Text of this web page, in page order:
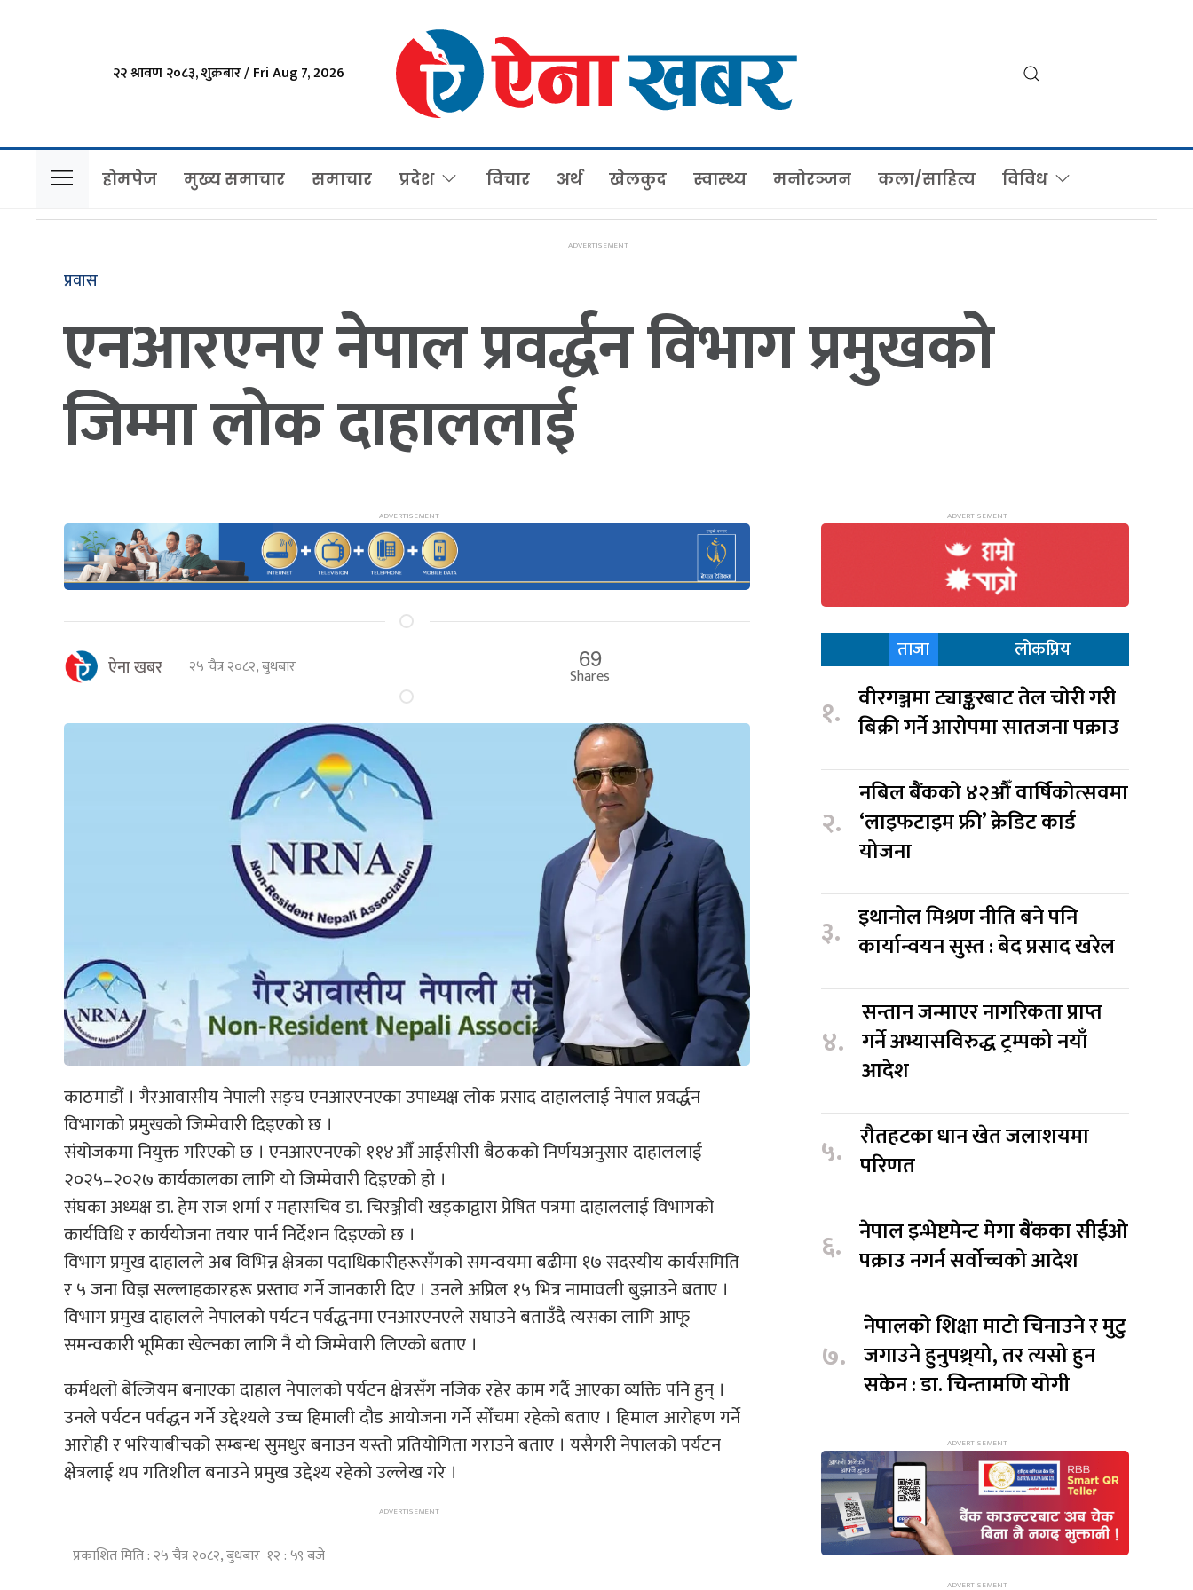
२२ श्रावण २०८३, शुक्रबार / Fri Aug 7, 2026
होमपेज मुख्य समाचार समाचार प्रदेश विचार अर्थ खेलकुद स्वास्थ्य मनोरञ्जन कला/साहित्य विविध
प्रवास
एनआरएनए नेपाल प्रवर्द्धन विभाग प्रमुखको
जिम्मा लोक दाहाललाई
ऐना खबर २५ चैत्र २०८२, बुधबार 69
Shares
काठमाडौं । गैरआवासीय नेपाली सङ्घ एनआरएनएका उपाध्यक्ष लोक प्रसाद दाहाललाई नेपाल प्रवर्द्धन
विभागको प्रमुखको जिम्मेवारी दिइएको छ ।
संयोजकमा नियुक्त गरिएको छ । एनआरएनएको ११४औँ आईसीसी बैठकको निर्णयअनुसार दाहाललाई
२०२५–२०२७ कार्यकालका लागि यो जिम्मेवारी दिइएको हो ।
संघका अध्यक्ष डा. हेम राज शर्मा र महासचिव डा. चिरञ्जीवी खड्काद्वारा प्रेषित पत्रमा दाहाललाई विभागको
कार्यविधि र कार्ययोजना तयार पार्न निर्देशन दिइएको छ ।
विभाग प्रमुख दाहालले अब विभिन्न क्षेत्रका पदाधिकारीहरूसँगको समन्वयमा बढीमा १७ सदस्यीय कार्यसमिति
र ५ जना विज्ञ सल्लाहकारहरू प्रस्ताव गर्ने जानकारी दिए । उनले अप्रिल १५ भित्र नामावली बुझाउने बताए ।
विभाग प्रमुख दाहालले नेपालको पर्यटन पर्वद्धनमा एनआरएनएले सघाउने बताउँदै त्यसका लागि आफू
समन्वकारी भूमिका खेल्नका लागि नै यो जिम्मेवारी लिएको बताए ।
कर्मथलो बेल्जियम बनाएका दाहाल नेपालको पर्यटन क्षेत्रसँग नजिक रहेर काम गर्दै आएका व्यक्ति पनि हुन् ।
उनले पर्यटन पर्वद्धन गर्ने उद्देश्यले उच्च हिमाली दौड आयोजना गर्ने सोँचमा रहेको बताए । हिमाल आरोहण गर्ने
आरोही र भरियाबीचको सम्बन्ध सुमधुर बनाउन यस्तो प्रतियोगिता गराउने बताए । यसैगरी नेपालको पर्यटन
क्षेत्रलाई थप गतिशील बनाउने प्रमुख उद्देश्य रहेको उल्लेख गरे ।
प्रकाशित मिति : २५ चैत्र २०८२, बुधबार १२ : ५९ बजे
ताजा लोकप्रिय
१. वीरगञ्जमा ट्याङ्करबाट तेल चोरी गरी
बिक्री गर्ने आरोपमा सातजना पक्राउ
२.
नबिल बैंकको ४२औँ वार्षिकोत्सवमा
‘लाइफटाइम फ्री’ क्रेडिट कार्ड
योजना
३. इथानोल मिश्रण नीति बने पनि
कार्यान्वयन सुस्त : बेद प्रसाद खरेल
४.
सन्तान जन्माएर नागरिकता प्राप्त
गर्ने अभ्यासविरुद्ध ट्रम्पको नयाँ
आदेश
५. रौतहटका धान खेत जलाशयमा
परिणत
६. नेपाल इन्भेष्टमेन्ट मेगा बैंकका सीईओ
पक्राउ नगर्न सर्वोच्चको आदेश
७.
नेपालको शिक्षा माटो चिनाउने र मुटु
जगाउने हुनुपथ्र्यो, तर त्यसो हुन
सकेन : डा. चिन्तामणि योगी